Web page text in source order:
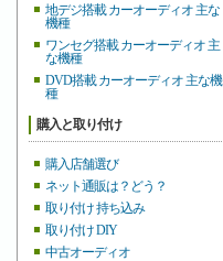
地デジ搭載 カーオーディオ 主な
機種
ワンセグ搭載 カーオーディオ 主
な機種
DVD搭載 カーオーディオ 主な機
種
購入と取り付け
購入店舗選び
ネット通販は？どう？
取り付け 持ち込み
取り付け DIY
中古オーディオ